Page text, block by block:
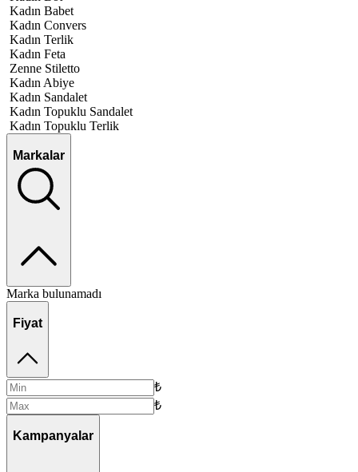
Kadın Babet
Kadın Convers
Kadın Terlik
Kadın Feta
Zenne Stiletto
Kadın Abiye
Kadın Sandalet
Kadın Topuklu Sandalet
Kadın Topuklu Terlik
Markalar
Marka bulunamadı
Fiyat
₺
₺
Kampanyalar